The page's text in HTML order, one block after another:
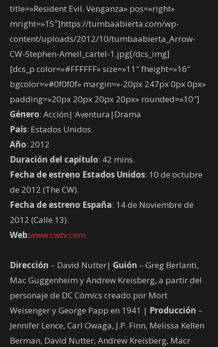
title=»Resident Evil. Venganza» pos=»right»
mright=»15″]https://tumbaabierta.com/wp-
content/uploads/2012/10/tumbaabierta_Arrow-
CW-Stephen-Amell_cartel-1.jpg[/dcs_img]
[dcs_p color=»#FFFFFF» size=»11″ fheight=»16″
bgcolor=»#0f0f0f» margin=»-20px 247px 0px 0px»
padding=»20px 20px 20px 20px» rounded=»10″]
Género: Acción| Aventura|Drama
País: Estados Unidos.
Año: 2012
Duración del capítulo: 42 mins.
Fecha de estreno Estados Unidos: 10 de octubre
de 2012 (The CW).
Fecha de estreno España: 14 de Noviembre de
2012 (Calle 13).
Web:www.cwtv.com
Dirección – David Nutter| Guión – Greg Berlanti,
Mac Guggenheim y Andrew Kreisberg, a partir del
personaje de DC Cómics creado por Mort
Weisenger y George Papp en 1941 | Producción –
Jennifer Lence, Carl Owaga, J.P. Finn, Melissa Kellen
Berman, David Nutter, Andrew Kreisberg, Macr